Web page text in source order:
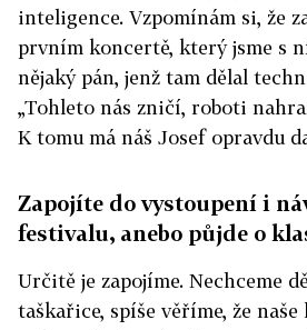
inteligence. Vzpomínám si, že
prvním koncertě, který jsme s
nějaký pán, jenž tam dělal
„Tohleto nás zničí, roboti
K tomu má náš Josef opravdu
Zapojíte do vystoupení i
festivalu, anebo půjde o
Určitě je zapojíme. Nechceme
taškařice, spíše věříme, že naše